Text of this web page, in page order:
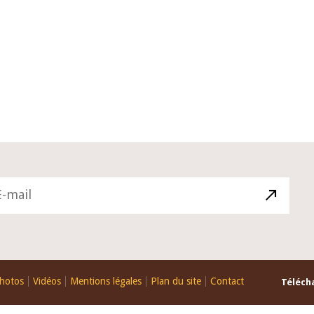
Allocution d'ouverture du
Politique Monétaire de la
juin 2026, prononcée par
Monsieur Jean-Claude
Vidéos Mentions légales Plan du site Contact